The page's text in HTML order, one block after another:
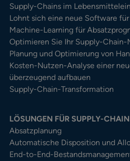
Supply-Chains im
Lohnt sich eine neue Software
Machine-Learning für
Optimieren Sie Ihr Supply-Chain-
Planung und Optimierung von
Kosten-Nutzen-Analyse einer
überzeugend aufbauen
Supply-Chain-Transformation
LÖSUNGEN FÜR SUPPLY-CHAIN
Absatzplanung
Automatische Disposition und
End-to-End-